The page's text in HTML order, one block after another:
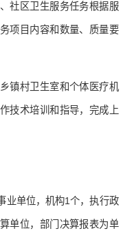
社区卫生服务任务根据服
项目内容和数量、质量要
镇村卫生室和个体医疗机
技术培训和指导，完成上
业单位，机构1个，执行政
单位，部门决算报表为单